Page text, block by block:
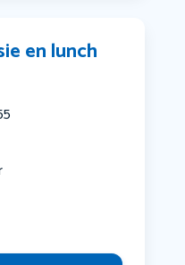
en lunch